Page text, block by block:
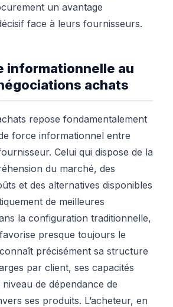
un avantage
face à leurs fournisseurs.
informationnelle au
achats
repose fondamentalement
force informationnel entre
Celui qui dispose de la
du marché, des
et des alternatives disponibles
de meilleures
la configuration traditionnelle,
presque toujours le
précisément sa structure
par client, ses capacités
de dépendance de
ses produits. L’acheteur, en